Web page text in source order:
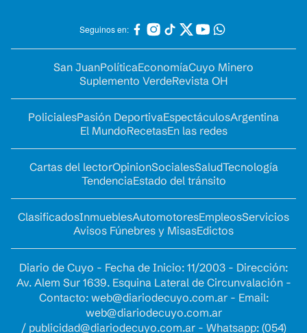
Seguinos en:
San JuanPolíticaEconomíaCuyo Minero
Suplemento VerdeRevista OH
PolicialesPasión DeportivaEspectáculosArgentina
El MundoRecetasEn las redes
Cartas del lectorOpinionSocialesSaludTecnología
TendenciaEstado del tránsito
ClasificadosInmueblesAutomotoresEmpleosServicios
Avisos Fúnebres y MisasEdictos
Diario de Cuyo - Fecha de Inicio: 11/2003 - Dirección:
Av. Alem Sur 1639. Esquina Lateral de Circunvalación -
Contacto: web@diariodecuyo.com.ar- Email:
web@diariodecuyo.com.ar
/ publicidad@diariodecuyo.com.ar- Whatsapp: (054)